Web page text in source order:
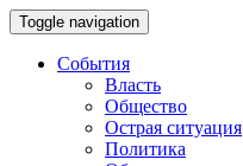
Toggle navigation
События
Власть
Общество
Острая ситуация
Политика